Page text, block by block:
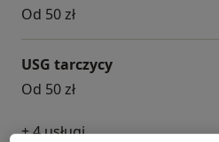
Od 50 zł
USG tarczycy
Od 50 zł
+ 4 usługi